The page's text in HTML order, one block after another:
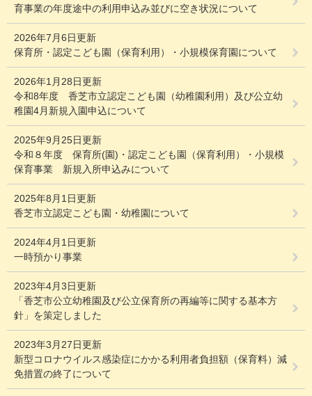
育事業の年度途中の利用申込み並びに空き状況について
2026年7月6日更新
保育所・認定こども園（保育利用）・小規模保育園について
2026年1月28日更新
令和8年度 香芝市立認定こども園（幼稚園利用）及び公立幼
稚園4月新規入園申込について
2025年9月25日更新
令和８年度 保育所(園)・認定こども園（保育利用）・小規模
保育事業 新規入所申込みについて
2025年8月1日更新
香芝市立認定こども園・幼稚園について
2024年4月1日更新
一時預かり事業
2023年4月3日更新
「香芝市公立幼稚園及び公立保育所の再編等に関する基本方
針」を策定しました
2023年3月27日更新
新型コロナウイルス感染症にかかる利用者負担額（保育料）減
免措置の終了について